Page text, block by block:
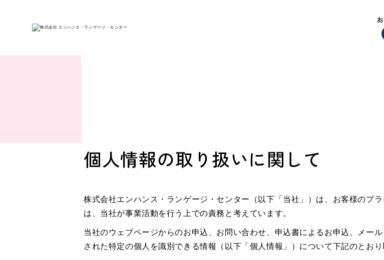
プライバシーポリシー
個人情報の取り扱いに関して
株式会社エンハンス・ランゲージ・センター（以下「当社」）は、お客様のプ
は、当社が事業活動を行う上での責務と考えています。
当社のウェブページからのお申込、お問い合わせ、申込書によるお申込、メー
された特定の個人を識別できる情報（以下「個人情報」）について下記のとおり